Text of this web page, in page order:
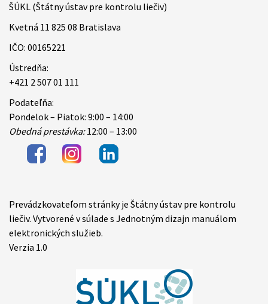
ŠÚKL (Štátny ústav pre kontrolu liečiv)
Kvetná 11 825 08 Bratislava
IČO: 00165221
Ústredňa:
+421 2 507 01 111
Podateľňa:
Pondelok – Piatok: 9:00 – 14:00
Obedná prestávka:12:00 – 13:00
Items
Prevádzkovateľom stránky je Štátny ústav pre kontrolu
liečiv. Vytvorené v súlade s Jednotným dizajn manuálom
elektronických služieb.
Verzia 1.0